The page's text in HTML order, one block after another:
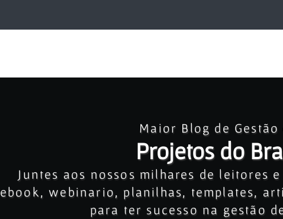
Maior Blog de Gestão
Projetos do
Juntes aos nossos milhares de leitores
ebook, webinario, planilhas, templates,
para ter sucesso na gestão